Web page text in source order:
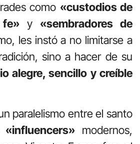
como «custodios de
y «sembradores de
les instó a no limitarse a
sino a hacer de su
alegre, sencillo y creíble
paralelismo entre el santo
«influencers» modernos,